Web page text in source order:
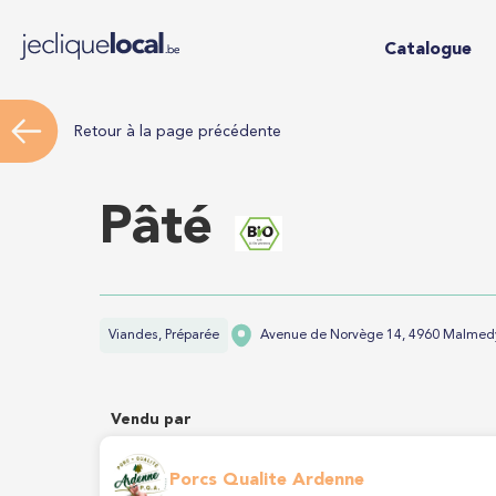
Catalogue
Retour à la page précédente
Pâté
Viandes, Préparée Avenue de Norvège 14, 4960
Vendu par
Porcs Qualite Ardenne